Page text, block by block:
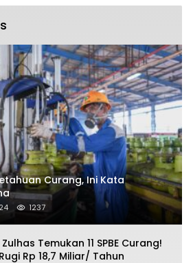
Curang, Ini Kata
1237
Temukan 11 SPBE Curang!
Rp 18,7 Miliar/ Tahun